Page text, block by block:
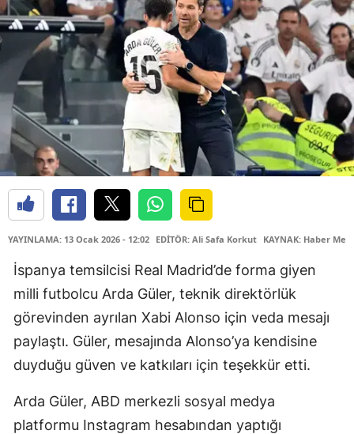
YAYINLAMA: 13 Ocak 2026 - 12:02 EDİTÖR: Ali Safa Korkut KAYNAK: Haber
İspanya temsilcisi Real Madrid’de forma giyen
milli futbolcu Arda Güler, teknik direktörlük
görevinden ayrılan Xabi Alonso için veda mesajı
paylaştı. Güler, mesajında Alonso’ya kendisine
duyduğu güven ve katkıları için teşekkür etti.
Arda Güler, ABD merkezli sosyal medya
platformu Instagram hesabından yaptığı